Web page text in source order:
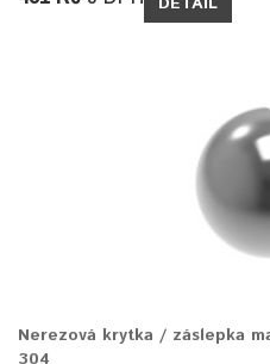
Nerezová krytka / záslepka
304